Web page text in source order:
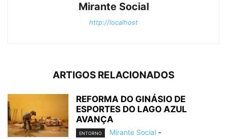
Mirante Social
http://localhost
ARTIGOS RELACIONADOS
REFORMA DO GINÁSIO DE
ESPORTES DO LAGO AZUL
AVANÇA
ENTORNO Mirante Social -